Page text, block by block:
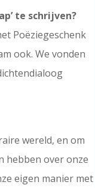
te schrijven?
Poëziegeschenk
ook. We vonden
wereld, en om
hebben over onze
eigen manier met